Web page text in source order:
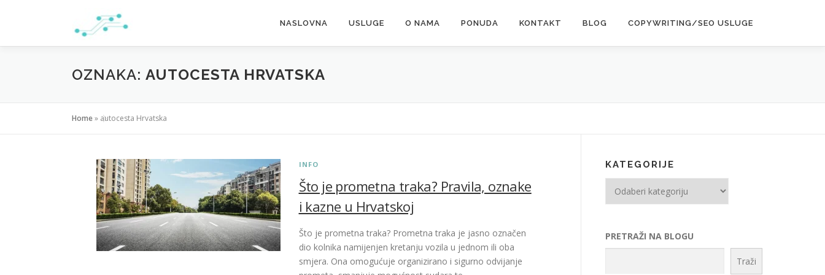
NASLOVNA USLUGE O NAMA PONUDA KONTAKT BLOG COPYWRITING/SEO USLUGE
OZNAKA: AUTOCESTA HRVATSKA
Home» autocesta Hrvatska
INFO
Što je prometna traka? Pravila, oznake
i kazne u Hrvatskoj
Što je prometna traka? Prometna traka je jasno označen
dio kolnika namijenjen kretanju vozila u jednom ili oba
smjera. Ona omogućuje organizirano i sigurno odvijanje
KATEGORIJE
PRETRAŽI NA BLOGU
Traži